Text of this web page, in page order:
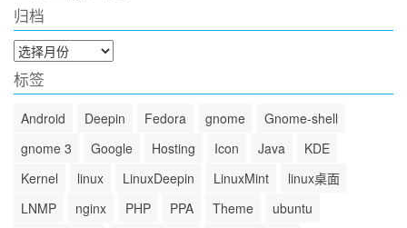
归档
归
档
标签
Android Deepin Fedora gnome
Gnome-shell
gnome 3
Google Hosting Icon Java
KDE
Kernel
linux LinuxDeepin LinuxMint
linux桌面
LNMP
nginx PHP PPA Theme
ubuntu